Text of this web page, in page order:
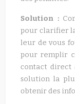
Solution :
pour clarifier
leur de vous
pour remplir
contact direct
solution la
obtenir des